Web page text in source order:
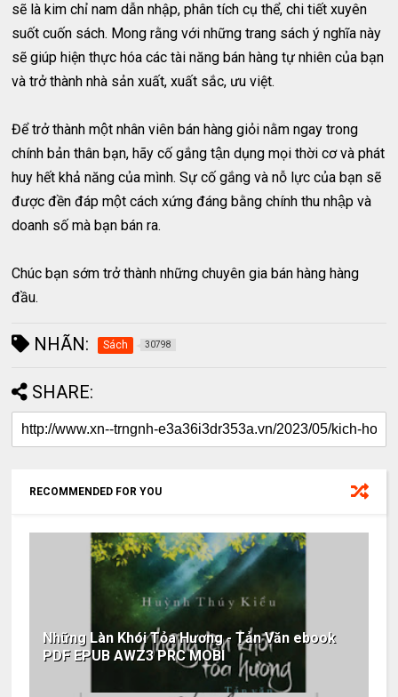
sẽ là kim chỉ nam dẫn nhập, phân tích cụ thể, chi tiết xuyên
suốt cuốn sách. Mong rằng với những trang sách ý nghĩa này
sẽ giúp hiện thực hóa các tài năng bán hàng tự nhiên của bạn
và trở thành nhà sản xuất, xuất sắc, ưu việt.
Để trở thành một nhân viên bán hàng giỏi nằm ngay trong
chính bản thân bạn, hãy cố gắng tận dụng mọi thời cơ và phát
huy hết khả năng của mình. Sự cố gắng và nỗ lực của bạn sẽ
được đền đáp một cách xứng đáng bằng chính thu nhập và
doanh số mà bạn bán ra.
Chúc bạn sớm trở thành những chuyên gia bán hàng hàng
đầu.
NHÃN: Sách 30798
SHARE:
RECOMMENDED FOR YOU
Những Làn Khói Tỏa Hương - Tản Văn ebook
PDF EPUB AWZ3 PRC MOBI